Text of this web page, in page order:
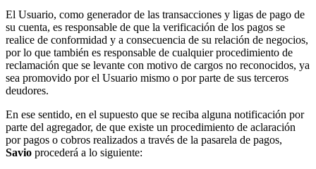
El Usuario, como generador de las transacciones y ligas de pago de
su cuenta, es responsable de que la verificación de los pagos se
realice de conformidad y a consecuencia de su relación de negocios,
por lo que también es responsable de cualquier procedimiento de
reclamación que se levante con motivo de cargos no reconocidos, ya
sea promovido por el Usuario mismo o por parte de sus terceros
deudores.
En ese sentido, en el supuesto que se reciba alguna notificación por
parte del agregador, de que existe un procedimiento de aclaración
por pagos o cobros realizados a través de la pasarela de pagos,
Savio procederá a lo siguiente: